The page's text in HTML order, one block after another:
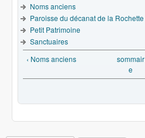
Noms anciens
Paroisse du décanat de la Rochette
Petit Patrimoine
Sanctuaires
‹ Noms anciens
sommair
e